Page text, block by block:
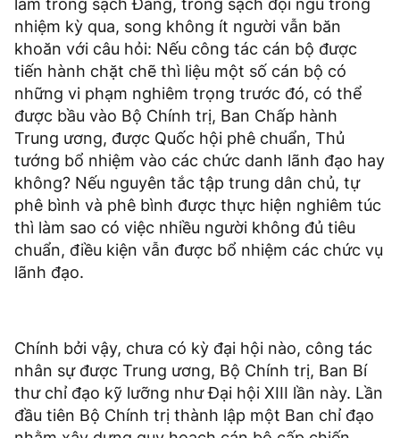
làm trong sạch Đảng, trong sạch đội ngũ trong
nhiệm kỳ qua, song không ít người vẫn băn
khoăn với câu hỏi: Nếu công tác cán bộ được
tiến hành chặt chẽ thì liệu một số cán bộ có
những vi phạm nghiêm trọng trước đó, có thể
được bầu vào Bộ Chính trị, Ban Chấp hành
Trung ương, được Quốc hội phê chuẩn, Thủ
tướng bổ nhiệm vào các chức danh lãnh đạo hay
không? Nếu nguyên tắc tập trung dân chủ, tự
phê bình và phê bình được thực hiện nghiêm túc
thì làm sao có việc nhiều người không đủ tiêu
chuẩn, điều kiện vẫn được bổ nhiệm các chức vụ
lãnh đạo.
Chính bởi vậy, chưa có kỳ đại hội nào, công tác
nhân sự được Trung ương, Bộ Chính trị, Ban Bí
thư chỉ đạo kỹ lưỡng như Đại hội XIII lần này. Lần
đầu tiên Bộ Chính trị thành lập một Ban chỉ đạo